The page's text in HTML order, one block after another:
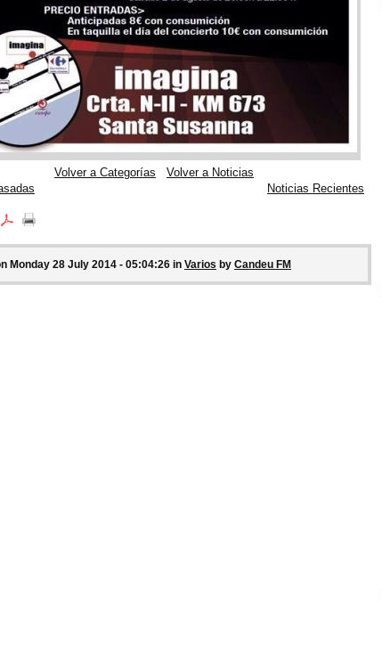
Volver a Categorías
Volver a Noticias
Noticias Recientes
Monday 28 July 2014 - 05:04:26 in Varios by Candeu FM